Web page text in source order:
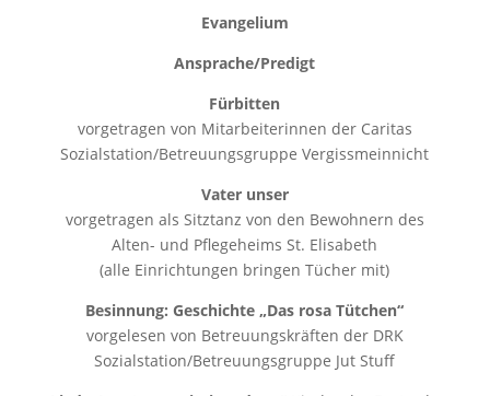
Evangelium
Ansprache/Predigt
Fürbitten
vorgetragen von Mitarbeiterinnen der Caritas
Sozialstation/Betreuungsgruppe Vergissmeinnicht
Vater unser
vorgetragen als Sitztanz von den Bewohnern des
Alten- und Pflegeheims St. Elisabeth
(alle Einrichtungen bringen Tücher mit)
Besinnung: Geschichte „Das rosa Tütchen“
vorgelesen von Betreuungskräften der DRK
Sozialstation/Betreuungsgruppe Jut Stuff